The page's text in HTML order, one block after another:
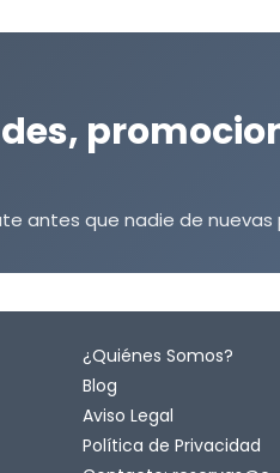
antes que nadie de
¿Quiénes Somos?
Blog
Aviso Legal
Política de Privacidad